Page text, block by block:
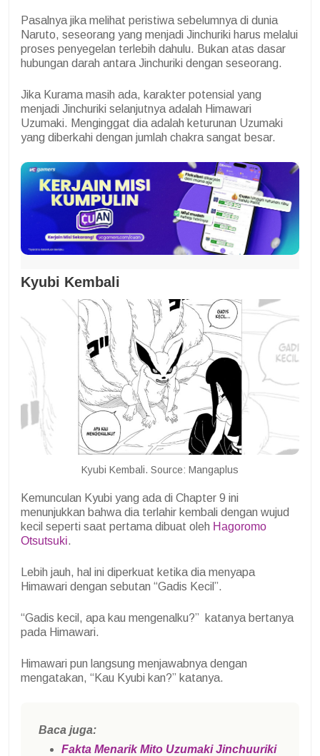
Pasalnya jika melihat peristiwa sebelumnya di dunia
Naruto, seseorang yang menjadi Jinchuriki harus melalui
proses penyegelan terlebih dahulu. Bukan atas dasar
hubungan darah antara Jinchuriki dengan seseorang.
Jika Kurama masih ada, karakter potensial yang
menjadi Jinchuriki selanjutnya adalah Himawari
Uzumaki. Menginggat dia adalah keturunan Uzumaki
yang diberkahi dengan jumlah chakra sangat besar.
Kyubi Kembali
Kyubi Kembali. Source: Mangaplus
Kemunculan Kyubi yang ada di Chapter 9 ini
menunjukkan bahwa dia terlahir kembali dengan wujud
kecil seperti saat pertama dibuat oleh Hagoromo
Otsutsuki.
Lebih jauh, hal ini diperkuat ketika dia menyapa
Himawari dengan sebutan “Gadis Kecil”.
“Gadis kecil, apa kau mengenalku?” katanya bertanya
pada Himawari.
Himawari pun langsung menjawabnya dengan
mengatakan, “Kau Kyubi kan?” katanya.
Baca juga:
Fakta Menarik Mito Uzumaki Jinchuuriki